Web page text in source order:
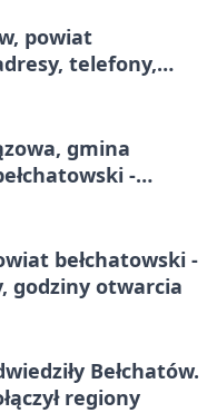
powiat
telefony,
gmina
-
bełchatowski -
godziny otwarcia
Bełchatów.
regiony